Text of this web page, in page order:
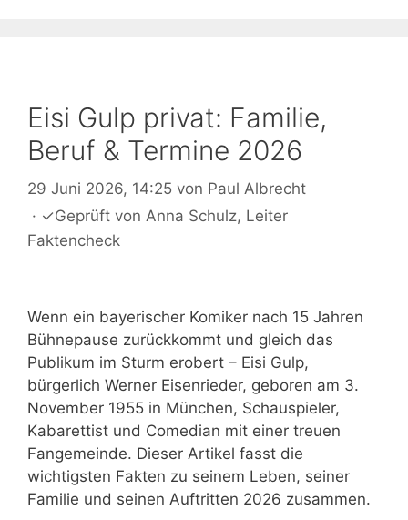
Eisi Gulp privat: Familie,
Beruf & Termine 2026
29 Juni 2026, 14:25 von Paul Albrecht
· ✓Geprüft von Anna Schulz, Leiter
Faktencheck
Wenn ein bayerischer Komiker nach 15 Jahren
Bühnepause zurückkommt und gleich das
Publikum im Sturm erobert – Eisi Gulp,
bürgerlich Werner Eisenrieder, geboren am 3.
November 1955 in München, Schauspieler,
Kabarettist und Comedian mit einer treuen
Fangemeinde. Dieser Artikel fasst die
wichtigsten Fakten zu seinem Leben, seiner
Familie und seinen Auftritten 2026 zusammen.